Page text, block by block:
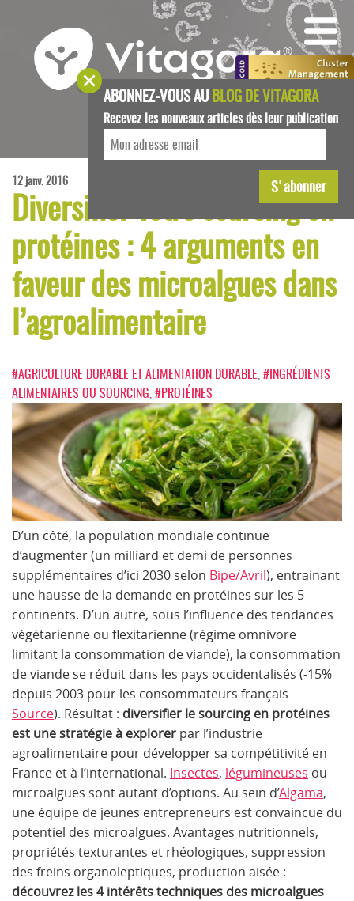
12 janv. 2016
Diversifier votre sourcing en
protéines : 4 arguments en
faveur des microalgues dans
l’agroalimentaire
#AGRICULTURE DURABLE ET ALIMENTATION DURABLE #INGRÉDIENTS
ALIMENTAIRES OU SOURCING #PROTÉINES
D’un côté, la population mondiale continue
d’augmenter (un milliard et demi de personnes
supplémentaires d’ici 2030 selon Bipe/Avril), entrainant
une hausse de la demande en protéines sur les 5
continents. D’un autre, sous l’influence des tendances
végétarienne ou flexitarienne (régime omnivore
limitant la consommation de viande), la consommation
de viande se réduit dans les pays occidentalisés (-15%
depuis 2003 pour les consommateurs français –
Source). Résultat : diversifier le sourcing en protéines
est une stratégie à explorer par l’industrie
agroalimentaire pour développer sa compétitivité en
France et à l’international. Insectes, légumineuses ou
microalgues sont autant d’options. Au sein d’Algama,
une équipe de jeunes entrepreneurs est convaincue du
potentiel des microalgues. Avantages nutritionnels,
propriétés texturantes et rhéologiques, suppression
des freins organoleptiques, production aisée :
découvrez les 4 intérêts techniques des microalgues
ABONNEZ-VOUS AUBLOG DE VITAGORA
Recevez les nouveaux articles dès leur publication